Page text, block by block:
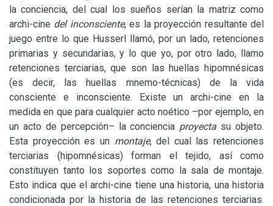
la conciencia, del cual los sueños serían la matriz como
archi-cine del inconsciente, es la proyección resultante del
juego entre lo que Husserl llamó, por un lado, retenciones
primarias y secundarias, y lo que yo, por otro lado, llamo
retenciones terciarias, que son las huellas hipomnésicas
(es decir, las huellas mnemo-técnicas) de la vida
consciente e inconsciente. Existe un archi-cine en la
medida en que para cualquier acto noético –por ejemplo, en
un acto de percepción– la conciencia proyecta su objeto.
Esta proyección es un montaje, del cual las retenciones
terciarias (hipomnésicas) forman el tejido, así como
constituyen tanto los soportes como la sala de montaje.
Esto indica que el archi-cine tiene una historia, una historia
condicionada por la historia de las retenciones terciarias.